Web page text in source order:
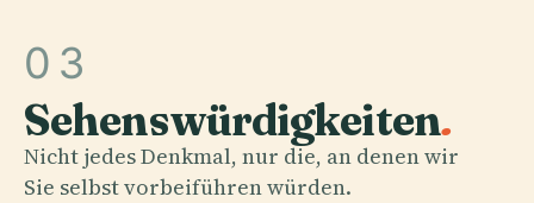
03
Sehenswürdigkeiten.
Nicht jedes Denkmal, nur die, an denen wir
Sie selbst vorbeiführen würden.